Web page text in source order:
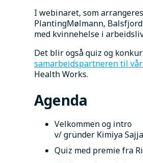
I webinaret, som
PlantingMølmann,
med kvinnehelse i
samarbeidspartneren til
Health Works.
Agenda
Velkommen og intro
v/ gründer Kimiya
Quiz med premie fra